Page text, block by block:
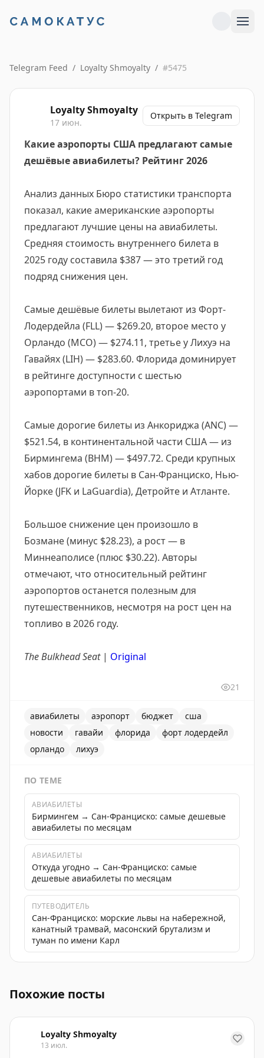
Telegram Feed / Loyalty Shmoyalty / #5475
Loyalty Shmoyalty
17 июн.
Открыть в Telegram
Какие аэропорты США предлагают самые
дешёвые авиабилеты? Рейтинг 2026
Анализ данных Бюро статистики транспорта
показал, какие американские аэропорты
предлагают лучшие цены на авиабилеты.
Средняя стоимость внутреннего билета в
2025 году составила $387 — это третий год
подряд снижения цен.
Самые дешёвые билеты вылетают из Форт-
Лодердейла (FLL) — $269.20, второе место у
Орландо (MCO) — $274.11, третье у Лихуэ на
Гавайях (LIH) — $283.60. Флорида доминирует
в рейтинге доступности с шестью
аэропортами в топ-20.
Самые дорогие билеты из Анкориджа (ANC) —
$521.54, в континентальной части США — из
Бирмингема (BHM) — $497.72. Среди крупных
хабов дорогие билеты в Сан-Франциско, Нью-
Йорке (JFK и LaGuardia), Детройте и Атланте.
Большое снижение цен произошло в
Бозмане (минус $28.23), а рост — в
Миннеаполисе (плюс $30.22). Авторы
отмечают, что относительный рейтинг
аэропортов останется полезным для
путешественников, несмотря на рост цен на
топливо в 2026 году.
The Bulkhead Seat| Original
21
авиабилеты аэропорт бюджет
сша
новости
гавайи флорида
форт лодердейл
орландо
лихуэ
ПО ТЕМЕ
АВИАБИЛЕТЫ
Бирмингем → Сан-Франциско: самые дешевые
авиабилеты по месяцам
АВИАБИЛЕТЫ
Откуда угодно → Сан-Франциско: самые
дешевые авиабилеты по месяцам
ПУТЕВОДИТЕЛЬ
Сан-Франциско: морские львы на набережной,
канатный трамвай, масонский брутализм и
туман по имени Карл
Похожие посты
Loyalty Shmoyalty
13 июл.